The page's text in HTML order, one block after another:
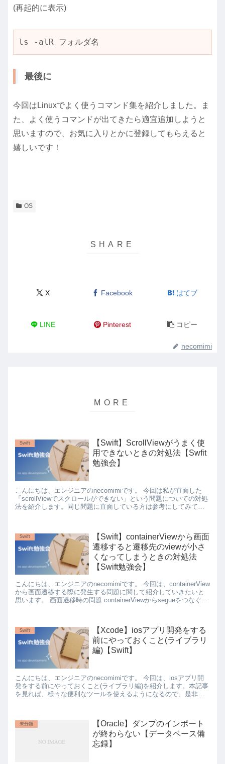
(再起的に表示)
ls -alR フォルダ名
最後に
今回はLinuxでよく使うコマンド集を紹介しました。ま
た、よく使うコマンドが出てきたら適宜追加しようと
思いますので、お気に入りとかに登録してもらえると
嬉しいです！
OS
X Facebook はてブ
LINE Pinterest コピー
necomimi
Swift
【Swift】ScrollViewがうまく使
用できないときの対処法【Swfit
勉強会】
こんにちは、エンジニアのnecomimiです。 今回は私が直面した
「scrollViewでスクロールができない」という問題についての対処
法を紹介します。同じ問題に直面している方は参考にしてみてく
Swift
【Swift】containerViewから画面
遷移すると遷移先のviewが小さ
くなってしまうときの対処法
【Swift勉強会】
こんにちは、エンジニアのnecomimiです。 今回は、containerView
から画面遷移する際に発生する問題に関して紹介していきたいと
思います。 画面遷移時の問題 containerViewからsegueをつなぐと
Swift
【Xcode】iosアプリ開発をする
前にやっておくこと(ライブラリ
編)【Swift】
こんにちは、エンジニアのnecomimiです。 今回は、iosアプリ開
発をする前にやっておくこと(ライブラリ編)を紹介します。本記事
を見れば、様々な便利なツールを使えるようになるので、是非参
未分類
【Oracle】ダンプのインポート
が終わらない【データベース備
忘録】